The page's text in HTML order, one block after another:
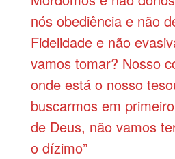
nós obediência e não
Fidelidade e não
vamos tomar? Nosso
onde está o nosso
buscarmos em
de Deus, não vamos
o dízimo”